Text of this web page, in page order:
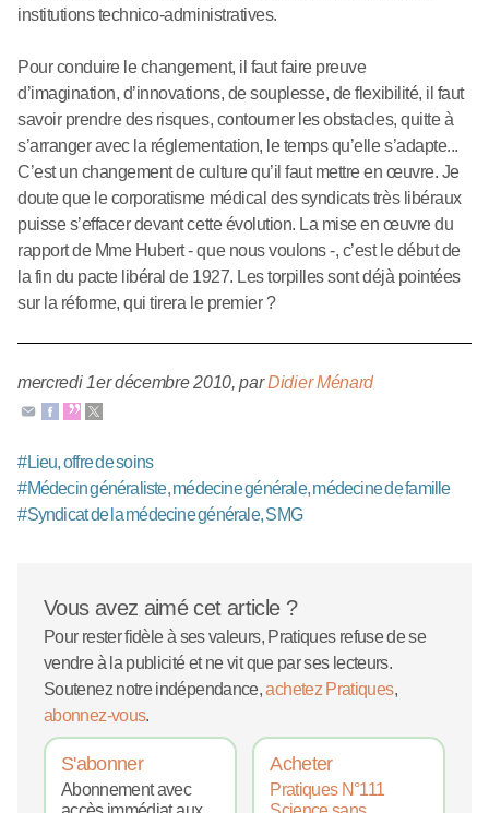
institutions technico-administratives.
Pour conduire le changement, il faut faire preuve
d’imagination, d’innovations, de souplesse, de flexibilité, il faut
savoir prendre des risques, contourner les obstacles, quitte à
s’arranger avec la réglementation, le temps qu’elle s’adapte...
C’est un changement de culture qu’il faut mettre en œuvre. Je
doute que le corporatisme médical des syndicats très libéraux
puisse s’effacer devant cette évolution. La mise en œuvre du
rapport de Mme Hubert - que nous voulons -, c’est le début de
la fin du pacte libéral de 1927. Les torpilles sont déjà pointées
sur la réforme, qui tirera le premier ?
mercredi 1er décembre 2010,parDidier Ménard
#Lieu, offre de soins
#Médecin généraliste, médecine générale, médecine de famille
#Syndicat de la médecine générale, SMG
Vous avez aimé cet article ?
Pour rester fidèle à ses valeurs, Pratiques refuse de se
vendre à la publicité et ne vit que par ses lecteurs.
Soutenez notre indépendance,achetez Pratiques,
abonnez-vous.
S'abonner
Abonnement avec
Acheter
Pratiques N°111